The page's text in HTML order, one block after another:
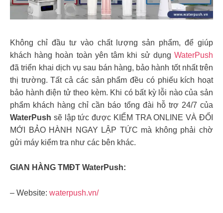
Không chỉ đầu tư vào chất lượng sản phẩm, để giúp
khách hàng hoàn toàn yên tâm khi sử dụng WaterPush
đã triển khai dịch vụ sau bán hàng, bảo hành tốt nhất trên
thị trường. Tất cả các sản phẩm đều có phiếu kích hoạt
bảo hành điện tử theo kèm. Khi có bất kỳ lỗi nào của sản
phẩm khách hàng chỉ cần báo tổng đài hỗ trợ 24/7 của
WaterPush sẽ lập tức được KIỂM TRA ONLINE VÀ ĐỔI
MỚI BẢO HÀNH NGAY LẬP TỨC mà không phải chờ
gửi máy kiểm tra như các bên khác.
GIAN HÀNG TMĐT WaterPush:
– Website: waterpush.vn/